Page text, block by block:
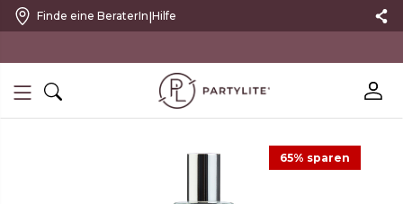
Finde eine BeraterIn|Hilfe
65% sparen